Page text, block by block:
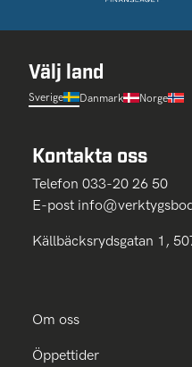
Välj land
Sverige Danmark Norge
Kontakta oss
Telefon 033-20 26 50
E-post
Källbäcksrydsgatan 1,
Om oss
Öppettider